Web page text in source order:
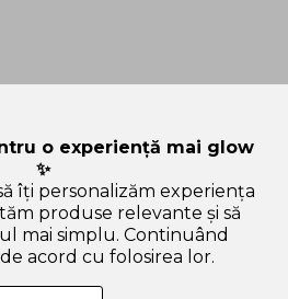
o experiență mai glow
✨
îți personalizăm experiența
produse relevante și să
mai simplu. Continuând
acord cu folosirea lor.